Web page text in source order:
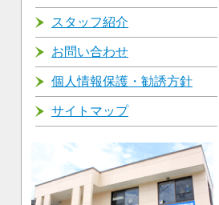
スタッフ紹介
お問い合わせ
個人情報保護・勧誘方針
サイトマップ